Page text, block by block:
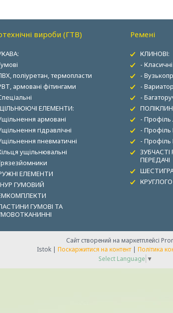
вироби (ГТВ)
поліуретан, термопласти
армовані фітингами
ЕЛЕМЕНТИ:
армовані
гідравлічні
пневматичні
ущільнювальні
ЕЛЕМЕНТИ
ГУМОВИЙ
ГУМОВІ ТА
Ремені
КЛИНОВІ:
-
-
-
-
- Профіль
- Профіль
- Профіль
ПЕРЕДАЧІ
КРУГЛОГО
Сайт створений на маркетплейсі
Istok | Поскаржитися на контент | Політика
Select Language ▼